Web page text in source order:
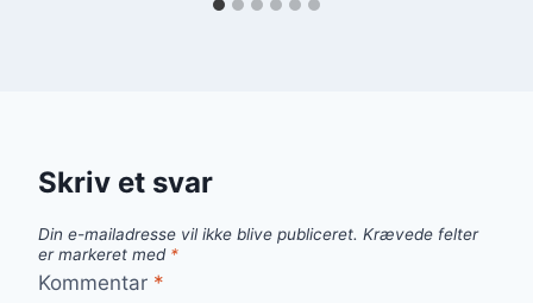
Skriv et svar
Din e-mailadresse vil ikke blive publiceret. Krævede felter
er markeret med *
Kommentar *